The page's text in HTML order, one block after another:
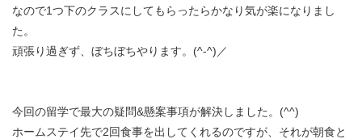
なので1つ下のクラスにしてもらったらかなり気が楽になりまし
た。
頑張り過ぎず、ぼちぼちやります。(^-^)／
今回の留学で最大の疑問&懸案事項が解決しました。(^^)
ホームステイ先で2回食事を出してくれるのですが、それが朝食と